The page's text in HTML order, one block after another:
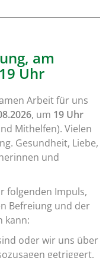
am
Uhr
Arbeit für uns
, um 19 Uhr
Mithelfen). Vielen
Gesundheit, Liebe,
und
folgenden Impuls,
Befreiung und der
kann:
oder wir uns über
getriggert,